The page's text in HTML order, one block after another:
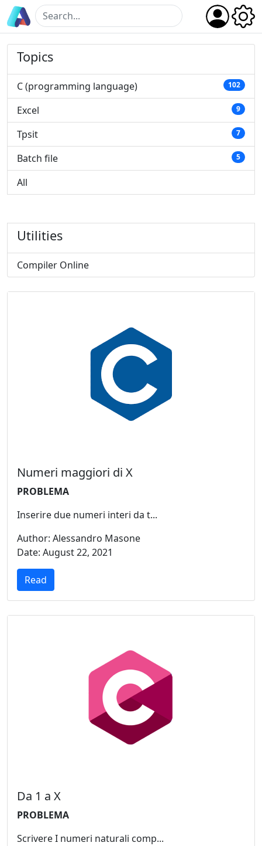
Topics
C (programming language) 102
Excel 9
Tpsit 7
Batch file 5
All
Utilities
Compiler Online
Numeri maggiori di X
PROBLEMA
Inserire due numeri interi da t...
Author: Alessandro Masone
Date: August 22, 2021
Read
Da 1 a X
PROBLEMA
Scrivere I numeri naturali comp...